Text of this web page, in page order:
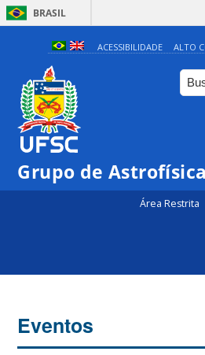
BRASIL
ACESSIBILIDADE ALTO
Grupo de Astrofísica
Área Restrita
Eventos
4:00